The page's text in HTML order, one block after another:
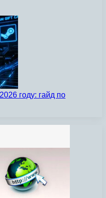
году: гайд по